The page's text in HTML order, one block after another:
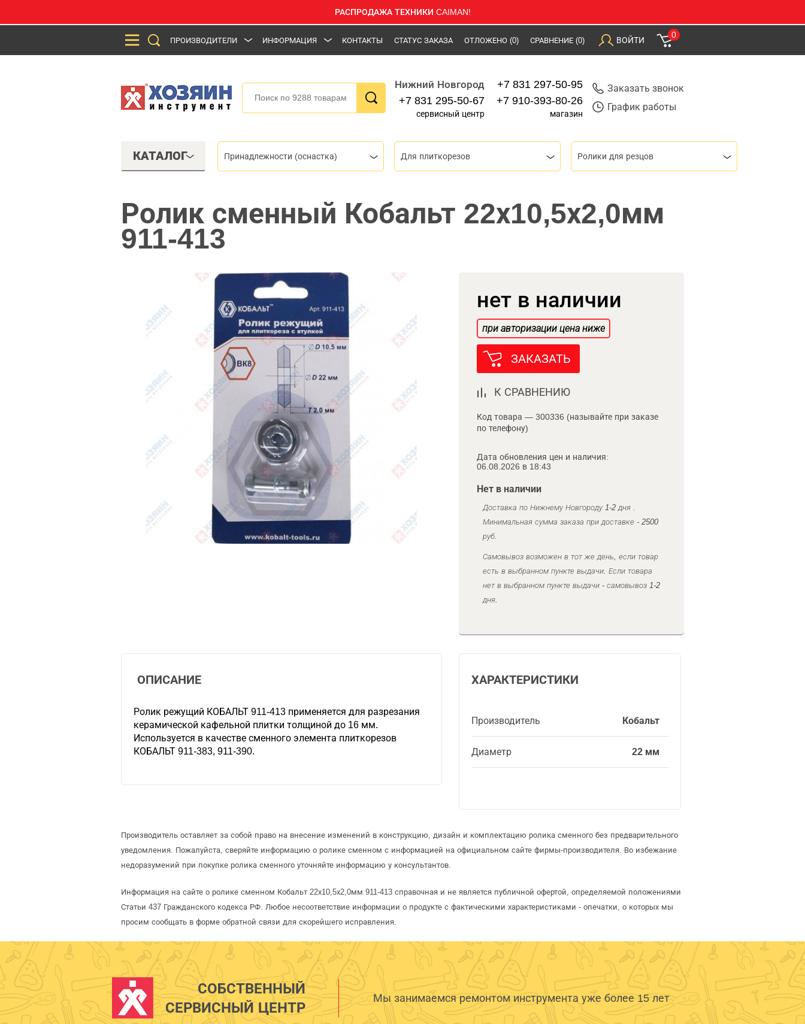
РАСПРОДАЖА ТЕХНИКИ CAIMAN!
ПРОИЗВОДИТЕЛИ ИНФОРМАЦИЯ КОНТАКТЫ СТАТУС ЗАКАЗА ОТЛОЖЕНО (0) СРАВНЕНИЕ (0) ВОЙТИ
0
Нижний Новгород
+7 831 295-50-67
сервисный центр
+7 831 297-50-95
+7 910-393-80-26
магазин
Заказать звонок
График работы
КАТАЛОГ Принадлежности (оснастка) Для плиткорезов Ролики для резцов
Ролик сменный Кобальт 22х10,5х2,0мм
911-413
нет в наличии
при авторизации цена ниже
ЗАКАЗАТЬ
К СРАВНЕНИЮ
Код товара — 300336 (называйте при заказе
по телефону)
Дата обновления цен и наличия:
06.08.2026 в 18:43
Нет в наличии
Доставка по Нижнему Новгороду 1-2 дня .
Минимальная сумма заказа при доставке - 2500
руб.
Самовывоз возможен в тот же день, если товар
есть в выбранном пункте выдачи. Если товара
нет в выбранном пункте выдачи - самовывоз 1-2
дня.
ХАРАКТЕРИСТИКИ
Производитель Кобальт
Диаметр 22 мм
ОПИСАНИЕ
Ролик режущий КОБАЛЬТ 911-413 применяется для разрезания
керамической кафельной плитки толщиной до 16 мм.
Используется в качестве сменного элемента плиткорезов
КОБАЛЬТ 911-383, 911-390.
Производитель оставляет за собой право на внесение изменений в конструкцию, дизайн и комплектацию ролика сменного без предварительного
уведомления. Пожалуйста, сверяйте информацию о ролике сменном с информацией на официальном сайте фирмы-производителя. Во избежание
недоразумений при покупке ролика сменного уточняйте информацию у консультантов.
Информация на сайте о ролике сменном Кобальт 22х10,5х2,0мм 911-413 справочная и не является публичной офертой, определяемой положениями
Статьи 437 Гражданского кодекса РФ. Любое несоответствие информации о продукте с фактическими характеристиками - опечатки, о которых мы
просим сообщать в форме обратной связи для скорейшего исправления.
СОБСТВЕННЫЙ
СЕРВИСНЫЙ ЦЕНТР
Мы занимаемся ремонтом инструмента уже более 15 лет